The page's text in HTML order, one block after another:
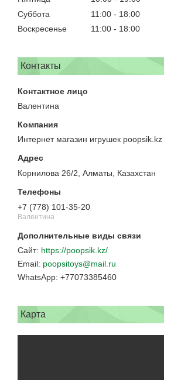
Суббота
11:00
18:00
Воскресенье
11:00 18:00
Контакты
Валентина
Интернет магазин игрушек poopsik.kz
Корнилова 26/2, Алматы, Казахстан
+7 (778) 101-35-20
Валентина
https://poopsik.kz/
poopsitoys@mail.ru
+77073385460
Карта